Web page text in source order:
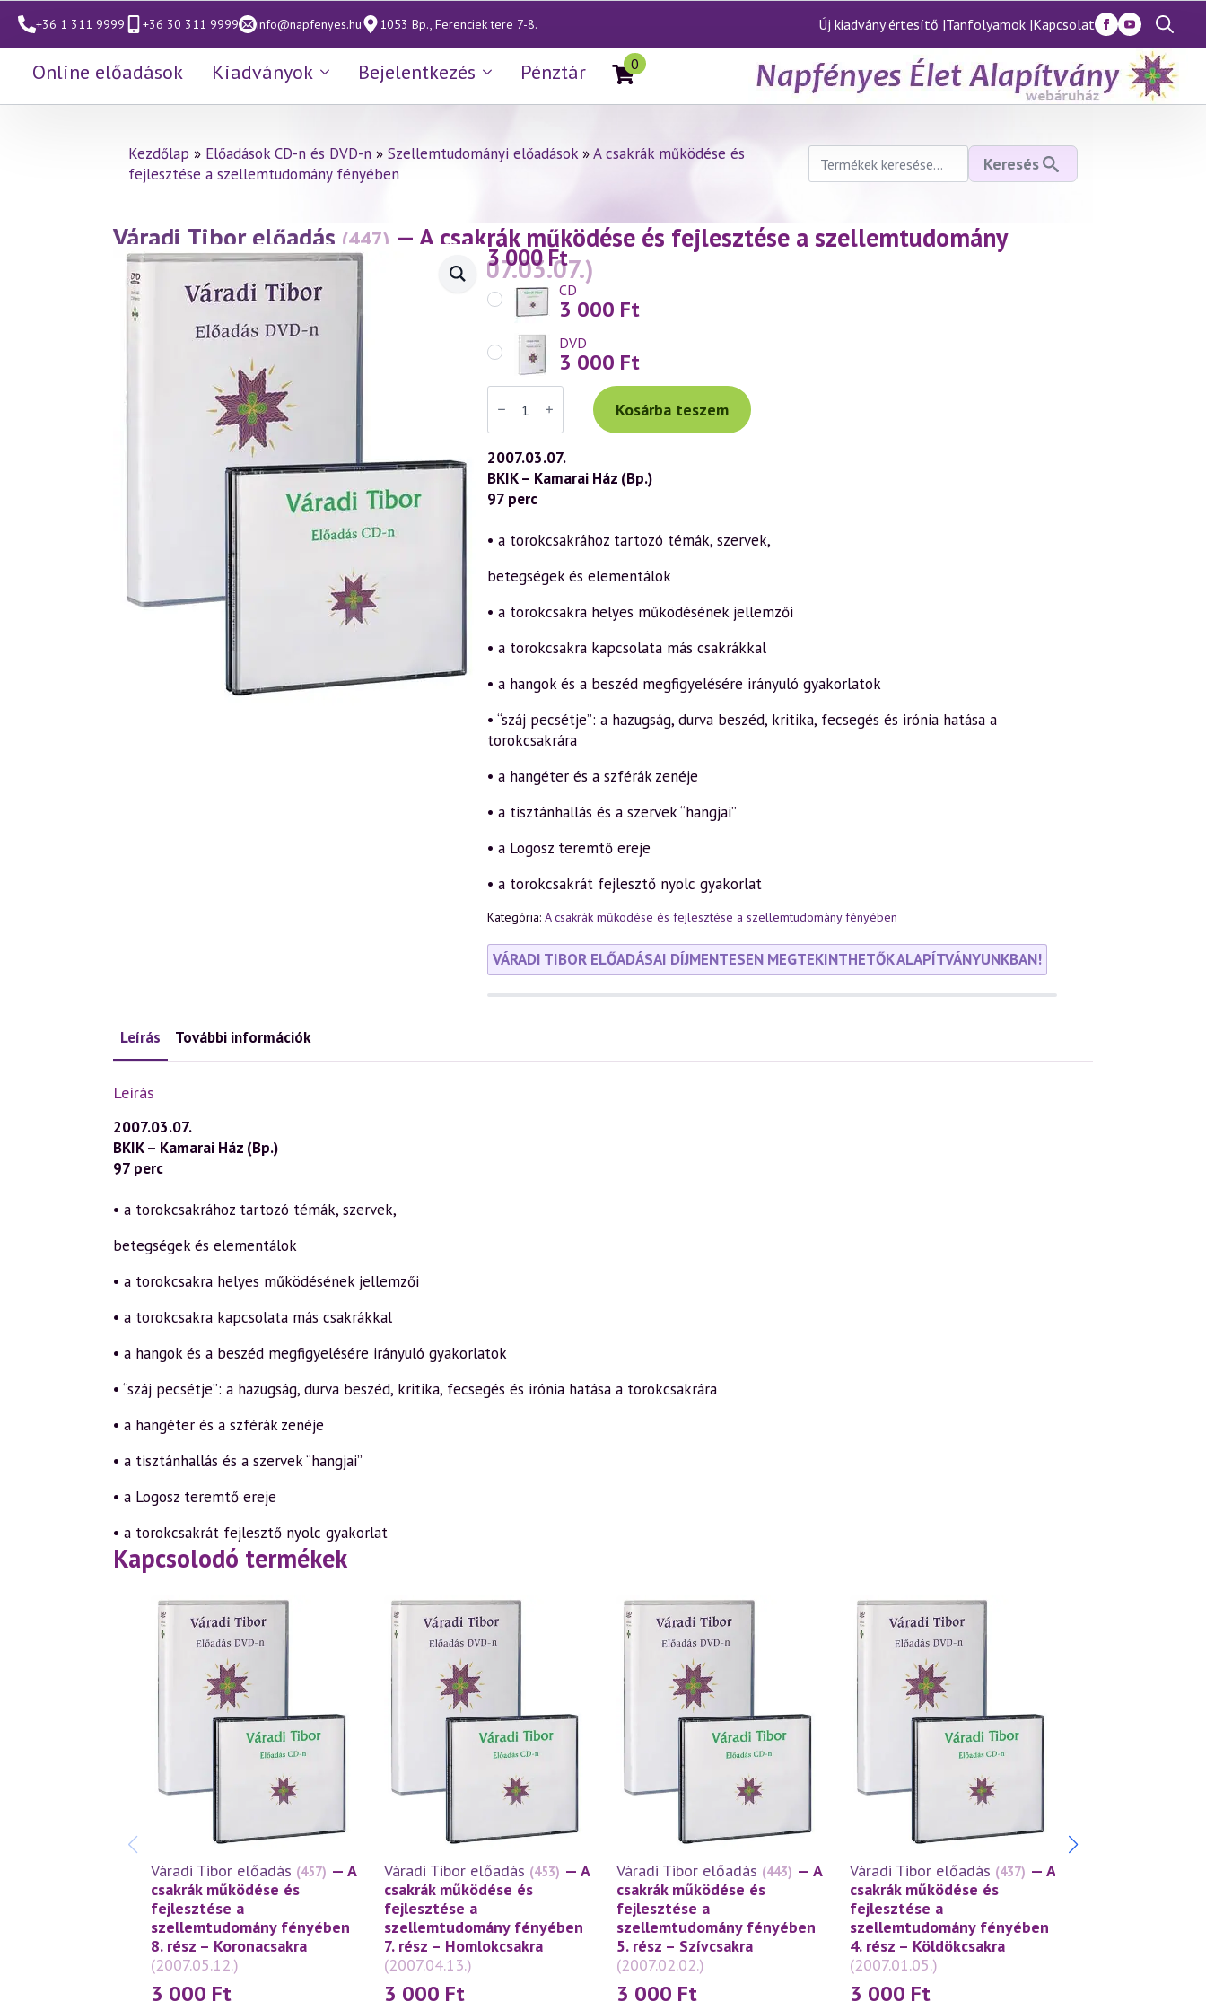
+36 1 311 9999 +36 30 311 9999 info@napfenyes.hu 1053 Bp., Ferenciek tere 7-8. Új kiadvány értesítő |Tanfolyamok |Kapcsolat
Search
for:
Online előadások Kiadványok Bejelentkezés Pénztár 0
Kezdőlap » Előadások CD-n és DVD-n » Szellemtudományi előadások»A csakrák működése és
fejlesztése a szellemtudomány fényében
Keresés
következőre:
Keresés
Váradi Tibor előadás (447) — A csakrák működése és fejlesztése a szellemtudomány
fényében 6. rész – Torokcsakra
(2007.03.07.)
3 000Ft
CD
3 000 Ft
DVD
3 000 Ft
Váradi
Tibor
előadás
(447)
—
A
csakrák
működése
és
a
szellemtudomány
6.
–
Torokcsakra
mennyiség
Kosárba teszem
2007.03.07.
BKIK – Kamarai Ház (Bp.)
97 perc
• a torokcsakrához tartozó témák, szervek,
betegségek és elementálok
• a torokcsakra helyes működésének jellemzői
• a torokcsakra kapcsolata más csakrákkal
• a hangok és a beszéd megfigyelésére irányuló gyakorlatok
• “száj pecsétje”: a hazugság, durva beszéd, kritika, fecsegés és irónia hatása a
torokcsakrára
• a hangéter és a szférák zenéje
• a tisztánhallás és a szervek “hangjai”
• a Logosz teremtő ereje
• a torokcsakrát fejlesztő nyolc gyakorlat
Kategória: A csakrák működése és fejlesztése a szellemtudomány fényében
VÁRADI TIBOR ELŐADÁSAI DÍJMENTESEN MEGTEKINTHETŐK ALAPÍTVÁNYUNKBAN!
Leírás További információk
Leírás
2007.03.07.
BKIK – Kamarai Ház (Bp.)
97 perc
• a torokcsakrához tartozó témák, szervek,
betegségek és elementálok
• a torokcsakra helyes működésének jellemzői
• a torokcsakra kapcsolata más csakrákkal
• a hangok és a beszéd megfigyelésére irányuló gyakorlatok
• “száj pecsétje”: a hazugság, durva beszéd, kritika, fecsegés és irónia hatása a torokcsakrára
• a hangéter és a szférák zenéje
• a tisztánhallás és a szervek “hangjai”
• a Logosz teremtő ereje
• a torokcsakrát fejlesztő nyolc gyakorlat
Kapcsolodó termékek
Váradi Tibor előadás (457) — A
csakrák működése és
fejlesztése a
szellemtudomány fényében
8. rész – Koronacsakra
(2007.05.12.)
3 000 Ft
Váradi Tibor előadás (453) — A
csakrák működése és
fejlesztése a
szellemtudomány fényében
7. rész – Homlokcsakra
(2007.04.13.)
3 000 Ft
Váradi Tibor előadás (443) — A
csakrák működése és
fejlesztése a
szellemtudomány fényében
5. rész – Szívcsakra
(2007.02.02.)
3 000 Ft
Váradi Tibor előadás (437) — A
csakrák működése és
fejlesztése a
szellemtudomány fényében
4. rész – Köldökcsakra
(2007.01.05.)
3 000 Ft